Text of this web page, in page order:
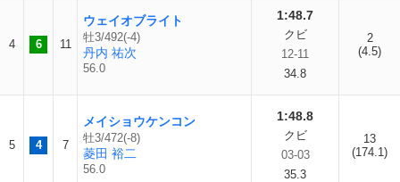
4 6 11
ウェイオブライト
牡3/492(-4)
丹内 祐次
56.0
1:48.7
クビ
12-11
34.8
2
(4.5)
5 4 7
メイショウケンコン
牡3/472(-8)
菱田 裕二
56.0
1:48.8
クビ
03-03
35.3
13
(174.1)